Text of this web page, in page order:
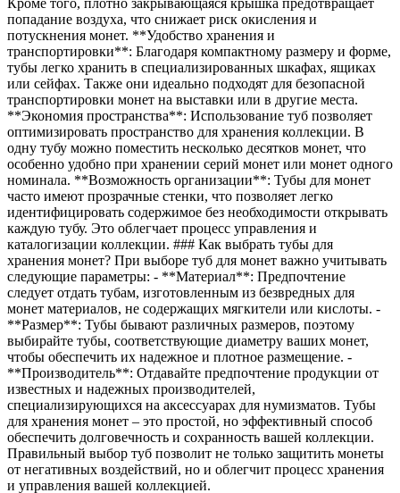
попадание воздуха, что снижает риск окисления и
потускнения монет. **Удобство хранения и
транспортировки**: Благодаря компактному размеру и форме,
тубы легко хранить в специализированных шкафах, ящиках
или сейфах. Также они идеально подходят для безопасной
транспортировки монет на выставки или в другие места.
**Экономия пространства**: Использование туб позволяет
оптимизировать пространство для хранения коллекции. В
одну тубу можно поместить несколько десятков монет, что
особенно удобно при хранении серий монет или монет одного
номинала. **Возможность организации**: Тубы для монет
часто имеют прозрачные стенки, что позволяет легко
идентифицировать содержимое без необходимости открывать
каждую тубу. Это облегчает процесс управления и
каталогизации коллекции. ### Как выбрать тубы для
хранения монет? При выборе туб для монет важно учитывать
следующие параметры: - **Материал**: Предпочтение
следует отдать тубам, изготовленным из безвредных для
монет материалов, не содержащих мягкители или кислоты. -
**Размер**: Тубы бывают различных размеров, поэтому
выбирайте тубы, соответствующие диаметру ваших монет,
чтобы обеспечить их надежное и плотное размещение. -
**Производитель**: Отдавайте предпочтение продукции от
известных и надежных производителей,
специализирующихся на аксессуарах для нумизматов. Тубы
для хранения монет – это простой, но эффективный способ
обеспечить долговечность и сохранность вашей коллекции.
Правильный выбор туб позволит не только защитить монеты
от негативных воздействий, но и облегчит процесс хранения
и управления вашей коллекцией.